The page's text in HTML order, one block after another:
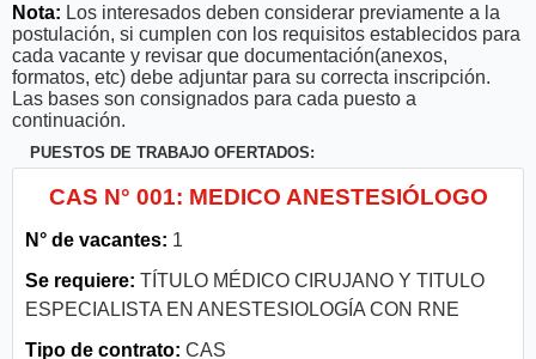
Nota: Los interesados deben considerar previamente a la
postulación, si cumplen con los requisitos establecidos para
cada vacante y revisar que documentación(anexos,
formatos, etc) debe adjuntar para su correcta inscripción.
Las bases son consignados para cada puesto a
continuación.
PUESTOS DE TRABAJO OFERTADOS:
CAS N° 001: MEDICO ANESTESIÓLOGO
N° de vacantes: 1
Se requiere: TÍTULO MÉDICO CIRUJANO Y TITULO
ESPECIALISTA EN ANESTESIOLOGÍA CON RNE
Tipo de contrato: CAS